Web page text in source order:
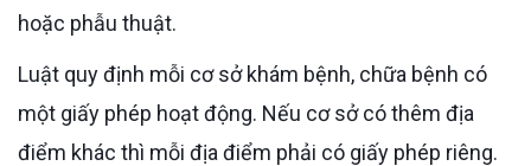
hoặc phẫu thuật.
Luật quy định mỗi cơ sở khám bệnh, chữa bệnh có
một giấy phép hoạt động. Nếu cơ sở có thêm địa
điểm khác thì mỗi địa điểm phải có giấy phép riêng.